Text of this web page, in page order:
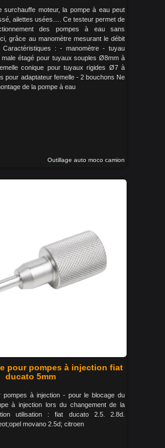
surchauffe moteur, la pompe à eau peut
ailettes usées…. Ce testeur permet de
des pompes à eau sans
grâce au manomètre mesurant le débit
: - manomètre - tuyau
male étagé pour tuyaux souples Ø8mm à
conique pour tuyaux rigides Ø7 à
pour adaptateur femelle - 2 bouchons Ne
de la pompe à eau
Outillage auto moco camion
pour pompes à injection fiat
ducato 5mm
pompes à injection - pour le blocage du
à injection lors du changement de la
utilisation : fiat ducato 2.5. 2.8d.
movano 2.5d; citroen